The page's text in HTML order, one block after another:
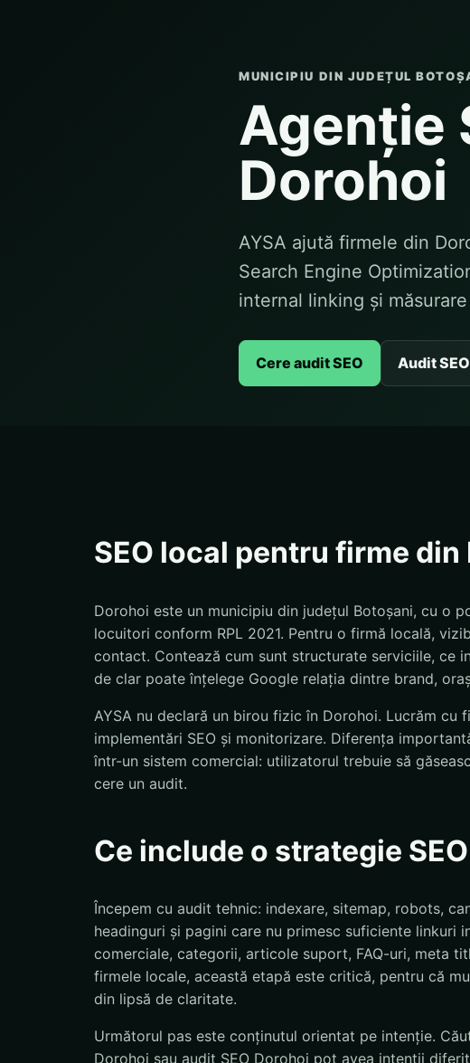
MUNICIPIU DIN JUDEȚUL
Agenție
Dorohoi
AYSA ajută firmele din
Search Engine
internal linking și
Cere audit SEO Audit
SEO local pentru firme din
Dorohoi este un municipiu din județul Botoșani, cu o
locuitori conform RPL 2021. Pentru o firmă locală,
contact. Contează cum sunt structurate serviciile, ce
de clar poate înțelege Google relația dintre brand,
AYSA nu declară un birou fizic în Dorohoi. Lucrăm
implementări SEO și monitorizare. Diferența
într-un sistem comercial: utilizatorul trebuie să
cere un audit.
Ce include o strategie
Începem cu audit tehnic: indexare, sitemap, robots,
headinguri și pagini care nu primesc suficiente linkuri
comerciale, categorii, articole suport, FAQ-uri, meta
firmele locale, această etapă este critică, pentru că
din lipsă de claritate.
Următorul pas este conținutul orientat pe intenție.
Dorohoi sau audit SEO Dorohoi pot avea intenții